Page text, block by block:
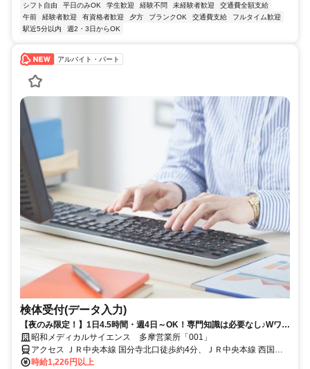
シフト自由
平日のみOK 学生歓迎 経験不問 未経験者歓迎
交通費全額支給
午前
経験者歓迎 有資格者歓迎 夕方 ブランクOK 交通費支給
フルタイム歓迎
駅近5分以内
週2・3日からOK
アルバイト・パート
検体受付(データ入力)
【夜のみ限定！】1日4.5時間・週4日～OK！専門知識は必要なし♪Wワー
クにもピッタリ！
昭和メディカルサイエンス 多摩営業所「001」
アクセス ＪＲ中央本線 国分寺北口徒歩約4分、ＪＲ中央本線 西国分
寺北口徒歩約17分、ＪＲ武蔵野線 北府中徒歩約38分
時給1,226円以上